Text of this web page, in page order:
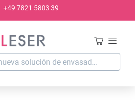
+49 7821 5803 39